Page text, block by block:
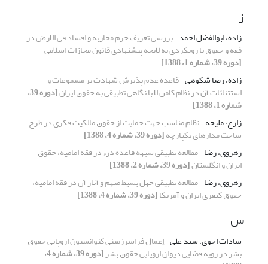
ز
زاده، ابوالفضل احمد بررسی تعریف جرم محاربه و افساد فی الارض در
فقه و حقوق با رویکردی به لایحه پیشنهادی قانون مجازات اسلامی
[دوره 39، شماره 1، 1388]
زاده، رضا شکوهی قاعده عدم پذیرش شهادت بر مسموعات و
استثنائات آن در نظام کامن لا با نگاهی تطبیقی به حقوق ایران [دوره 39،
شماره 1، 1388]
زارع، ملیحه نظام مناسب جهت حمایت از حقوق مالکیت فکری در طرح
ساخت مدارهای یکپارچه[دوره 39، شماره 4، 1388]
زهروی، رضا مطالعه تطبیقی شبهه قاعده درء در فقه امامیه، حقوق
ایران و انگلستان[دوره 39، شماره 2، 1388]
زهروی، رضا مطالعه تطبیقی جهل بسیط متهم و آثار آن در فقه امامیه،
حقوق کیفری ایران و آمریکا[دوره 39، شماره 4، 1388]
س
سادات اخوی، سید علی اِعمال فراسرزمینی کنوانسیون اروپایی حقوق
بشر در رویه قضایی دیوان اروپایی حقوق بشر [دوره 39، شماره 4،